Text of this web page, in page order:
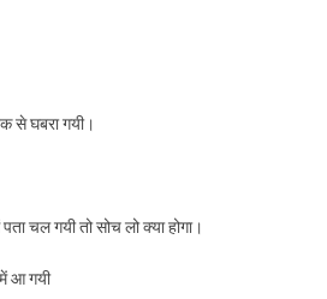
से घबरा गयी।
चल गयी तो सोच लो क्या होगा।
आ गयी